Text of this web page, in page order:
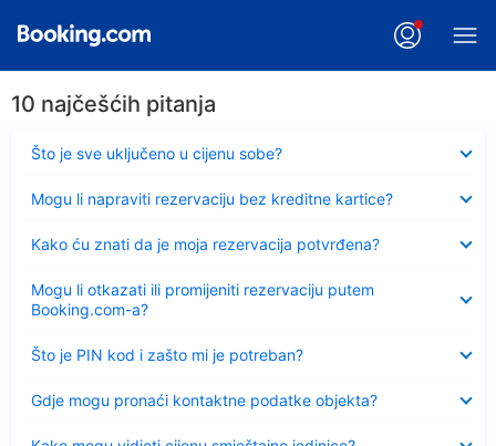
10 najčešćih pitanja
Što je sve uključeno u cijenu sobe?
Sažeto
Mogu li napraviti rezervaciju bez kreditne kartice?
Kako ću znati da je moja rezervacija potvrđena?
Mogu li otkazati ili promijeniti rezervaciju putem
Booking.com-a?
Što je PIN kod i zašto mi je potreban?
Sažeto
Gdje mogu pronaći kontaktne podatke objekta?